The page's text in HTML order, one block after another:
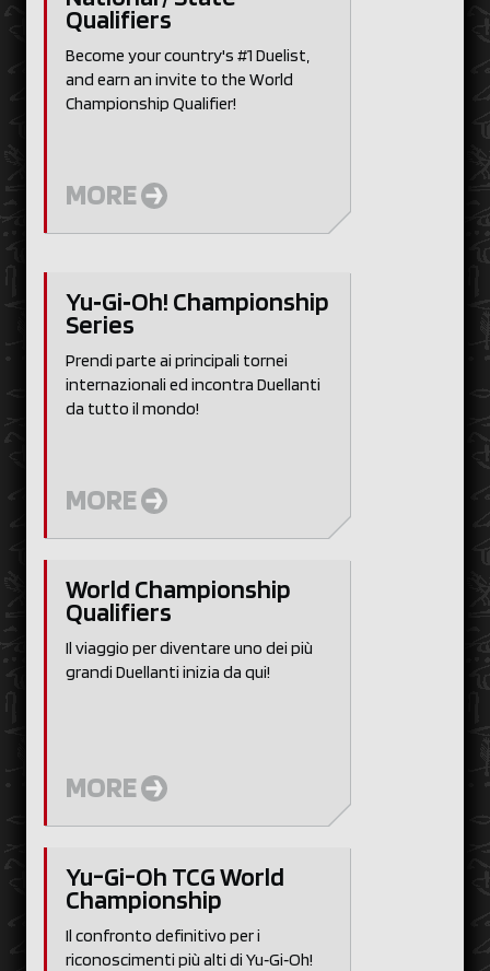
Qualifiers
Become your country's #1 Duelist,
and earn an invite to the World
Championship Qualifier!
MORE
Yu‑Gi‑Oh! Championship
Series
Prendi parte ai principali tornei
internazionali ed incontra Duellanti
da tutto il mondo!
MORE
World Championship
Qualifiers
Il viaggio per diventare uno dei più
grandi Duellanti inizia da qui!
MORE
Yu-Gi-Oh TCG World
Championship
Il confronto definitivo per i
riconoscimenti più alti di Yu‑Gi‑Oh!